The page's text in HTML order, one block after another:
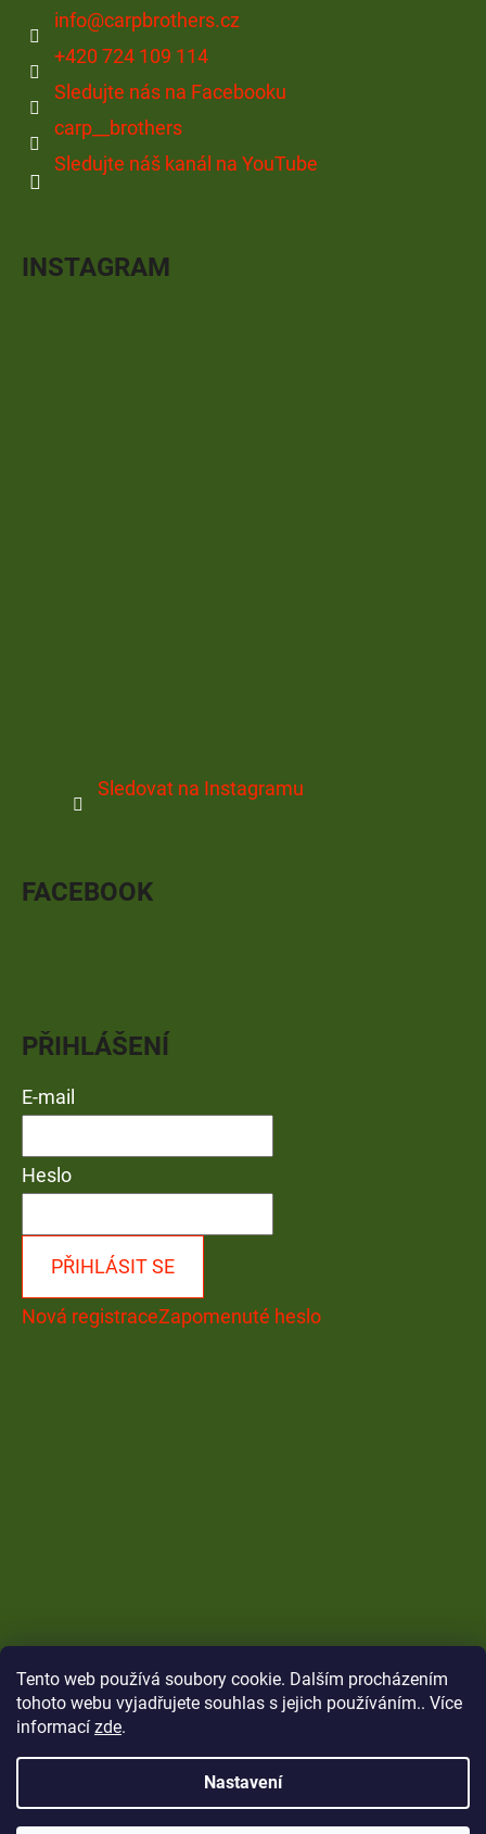
Tento web používá soubory cookie. Dalším procházením
tohoto webu vyjadřujete souhlas s jejich používáním.. Více
informací zde.
Nastavení
info@carpbrothers.cz
+420 724 109 114
Sledujte nás na Facebooku
carp__brothers
Sledujte náš kanál na YouTube
INSTAGRAM
Sledovat na Instagramu
FACEBOOK
PŘIHLÁŠENÍ
E-mail
Heslo
PŘIHLÁSIT SE
Nová registraceZapomenuté heslo